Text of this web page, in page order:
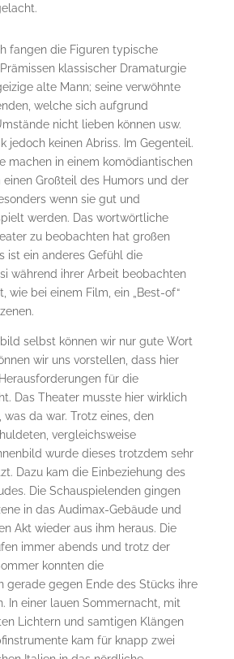
fangen die Figuren typische
klassischer Dramaturgie
alte Mann; seine verwöhnte
welche sich aufgrund
nicht lieben können usw.
jedoch keinen Abriss. Im Gegenteil.
machen in einem komödiantischen
Großteil des Humors und der
wenn sie gut und
werden. Das wortwörtliche
zu beobachten hat großen
ist ein anderes Gefühl die
während ihrer Arbeit beobachten
wie bei einem Film, ein „Best-of“
selbst können wir nur gute Wort
wir uns vorstellen, dass hier
für die
Das Theater musste hier wirklich
da war. Trotz eines, den
vergleichsweise
wurde dieses trotzdem sehr
Dazu kam die Einbeziehung des
Die Schauspielenden gingen
in das Audimax-Gebäude und
Akt wieder aus ihm heraus. Die
immer abends und trotz der
konnten die
gerade gegen Ende des Stücks ihre
In einer lauen Sommernacht, mit
Lichtern und samtigen Klängen
kam für knapp zwei